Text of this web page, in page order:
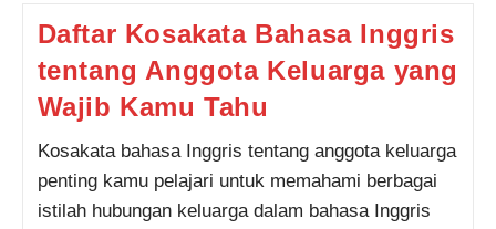
(Parts
Of
Body)
Daftar Kosakata Bahasa Inggris
tentang Anggota Keluarga yang
Wajib Kamu Tahu
Kosakata bahasa Inggris tentang anggota keluarga
penting kamu pelajari untuk memahami berbagai
istilah hubungan keluarga dalam bahasa Inggris